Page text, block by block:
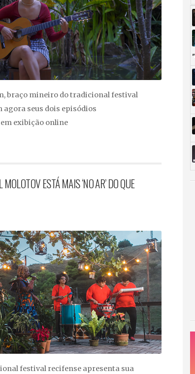
braço mineiro do tradicional festival
seus dois episódios
exibição online
ESTÁ MAIS ‘NO AR’ DO QUE
festival recifense apresenta sua